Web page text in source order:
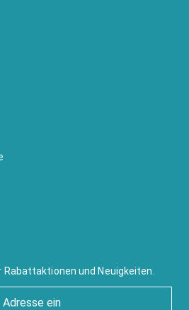
und Neuigkeiten.